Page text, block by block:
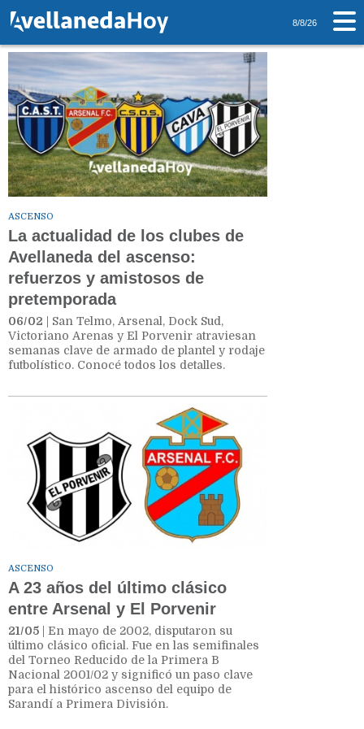
8/8/26
Tag: El Porvenir
ASCENSO
La actualidad de los clubes de
Avellaneda del ascenso:
refuerzos y amistosos de
pretemporada
06/02 | San Telmo, Arsenal, Dock Sud,
Victoriano Arenas y El Porvenir atraviesan
semanas clave de armado de plantel y rodaje
futbolístico. Conocé todos los detalles.
ASCENSO
A 23 años del último clásico
entre Arsenal y El Porvenir
21/05 | En mayo de 2002, disputaron su
último clásico oficial. Fue en las semifinales
del Torneo Reducido de la Primera B
Nacional 2001/02 y significó un paso clave
para el histórico ascenso del equipo de
Sarandí a Primera División.